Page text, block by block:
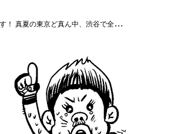
＆トラベル T-1 03-5275-2778 http://www.t-1.jp/tk/ 修斗GYM東京 03-3788-3042 ［お問い合せ］株式会社 サステイン 03-3788-3042 皆様応援よろしくお願いします！ #shooto0803 #パラエストラ #沖縄 #那覇 #与儀 #MMA #shooto #コザ #総合格闘技 #修斗 #キックボクシング #柔術 #jiujitsu #ダイエット